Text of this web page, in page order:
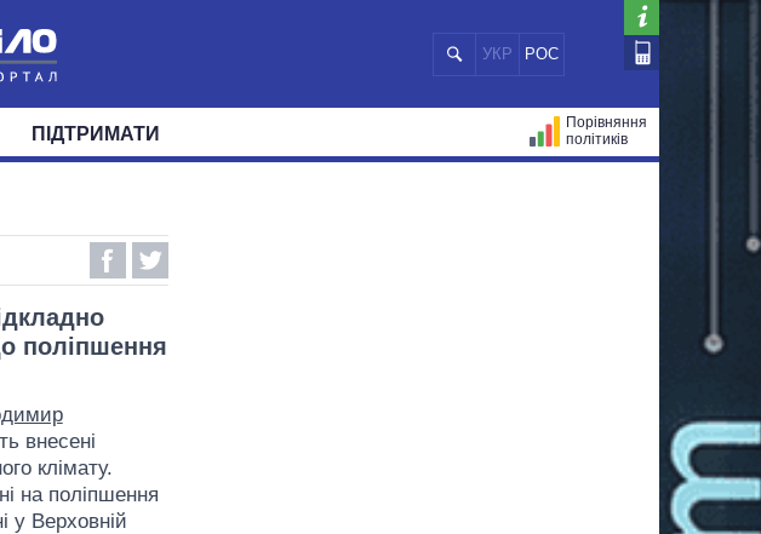
УКР РОС
СВІТ
ОКРУГИ
ПІДТРИМАТИ
Порівняння
політиків
поліпшення
внесені
клімату.
на поліпшення
у Верховній